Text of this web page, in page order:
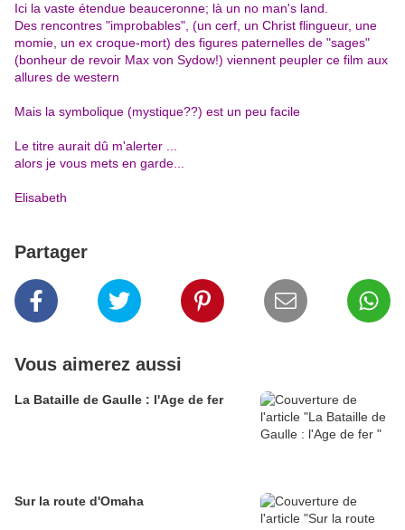
Ici la vaste étendue beauceronne; là un no man's land.
Des rencontres "improbables", (un cerf, un Christ flingueur, une
momie, un ex croque-mort) des figures paternelles de "sages"
(bonheur de revoir Max von Sydow!) viennent peupler ce film aux
allures de western
Mais la symbolique (mystique??) est un peu facile
Le titre aurait dû m'alerter ...
alors je vous mets en garde...
Elisabeth
Partager
Vous aimerez aussi
La Bataille de Gaulle : l'Age de fer
Sur la route d'Omaha